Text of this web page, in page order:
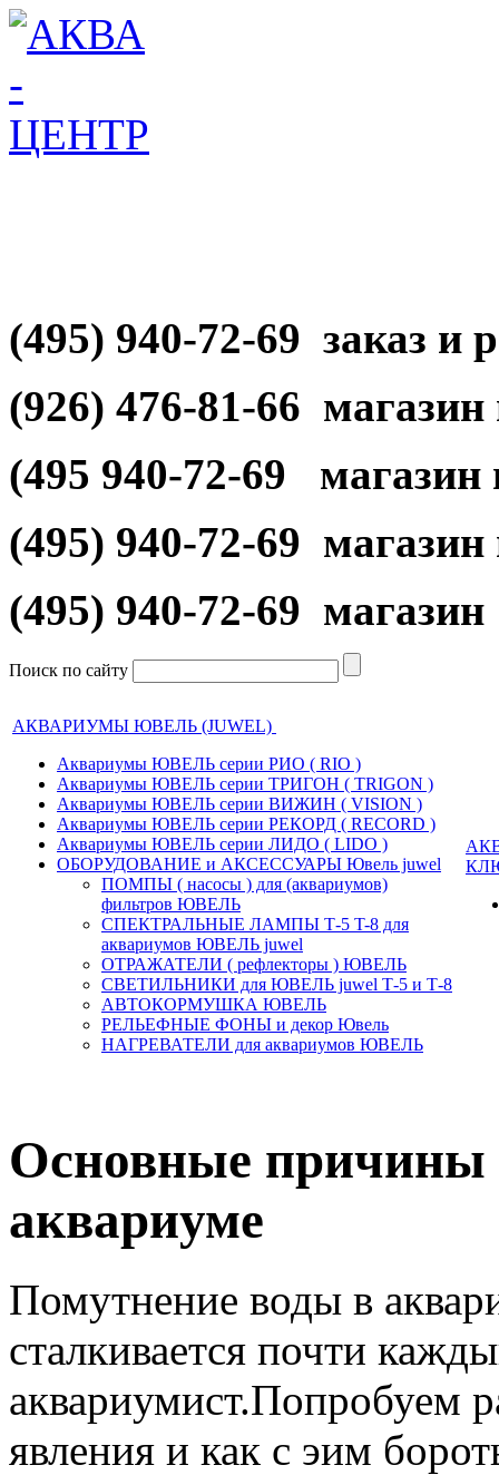
(495) 940-72-69 заказ и
(926) 476-81-66
(495 940-72-69
(495) 940-72-69
(495) 940-72-69
Поиск по сайту
АКВАРИУМЫ ЮВЕЛЬ (JUWEL)
Аквариумы ЮВЕЛЬ серии РИО ( RIO )
Аквариумы ЮВЕЛЬ серии ТРИГОН ( TRIGON )
Аквариумы ЮВЕЛЬ серии ВИЖИН ( VISION )
Аквариумы ЮВЕЛЬ серии РЕКОРД ( RECORD )
Аквариумы ЮВЕЛЬ серии ЛИДО ( LIDO )
ОБОРУДОВАНИЕ и АКСЕССУАРЫ Ювель juwel
ПОМПЫ ( насосы ) для (аквариумов)
фильтров ЮВЕЛЬ
СПЕКТРАЛЬНЫЕ ЛАМПЫ Т-5 T-8 для
аквариумов ЮВЕЛЬ juwel
ОТРАЖАТЕЛИ ( рефлекторы ) ЮВЕЛЬ
СВЕТИЛЬНИКИ для ЮВЕЛЬ juwel Т-5 и Т-8
АВТОКОРМУШКА ЮВЕЛЬ
РЕЛЬЕФНЫЕ ФОНЫ и декор Ювель
НАГРЕВАТЕЛИ для аквариумов ЮВЕЛЬ
Основные причины
аквариуме
Помутнение воды в
сталкивается почти
аквариумист.Попробуем
явления и как с эим